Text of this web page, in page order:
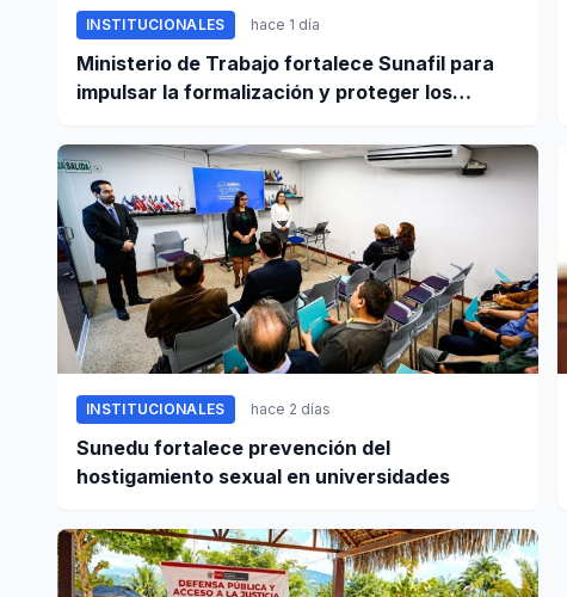
INSTITUCIONALES hace 1 día
Ministerio de Trabajo fortalece Sunafil para
impulsar la formalización y proteger los
INSTITUCIONALES hace 2 días
Sunedu fortalece prevención del
hostigamiento sexual en universidades